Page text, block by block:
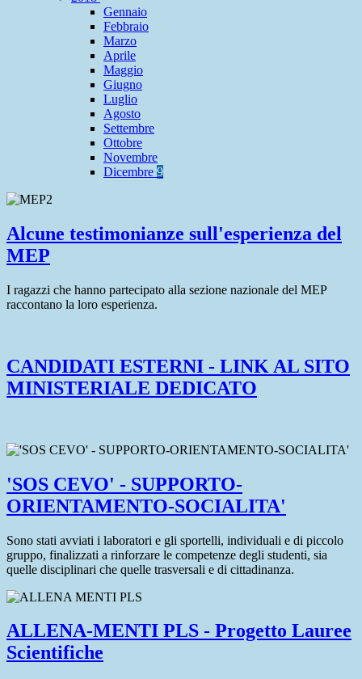
Gennaio
Febbraio
Marzo
Aprile
Maggio
Giugno
Luglio
Agosto
Settembre
Ottobre
Novembre
Dicembre 9
Alcune testimonianze sull'esperienza del
MEP
I ragazzi che hanno partecipato alla sezione nazionale del MEP
raccontano la loro esperienza.
CANDIDATI ESTERNI - LINK AL SITO
MINISTERIALE DEDICATO
'SOS CEVO' - SUPPORTO-
ORIENTAMENTO-SOCIALITA'
Sono stati avviati i laboratori e gli sportelli, individuali e di piccolo
gruppo, finalizzati a rinforzare le competenze degli studenti, sia
quelle disciplinari che quelle trasversali e di cittadinanza.
ALLENA-MENTI PLS - Progetto Lauree
Scientifiche